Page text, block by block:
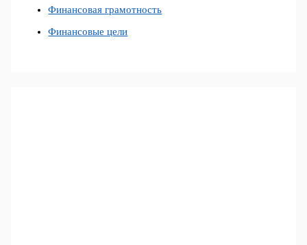
Финансовая грамотность
Финансовые цели